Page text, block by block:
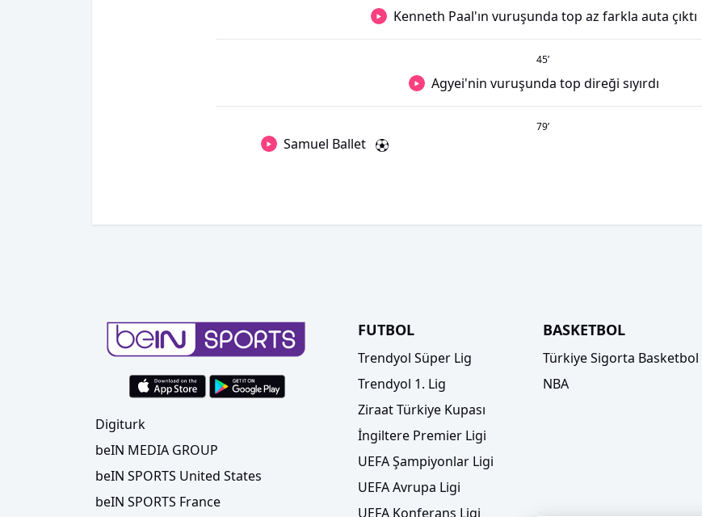
Kenneth Paal'ın vuruşunda top az farkla auta çıktı
45’
Agyei'nin vuruşunda top direği sıyırdı
79’
Samuel Ballet
Digiturk
beIN MEDIA GROUP
beIN SPORTS United States
beIN SPORTS France
FUTBOL
Trendyol Süper Lig
Trendyol 1. Lig
Ziraat Türkiye Kupası
İngiltere Premier Ligi
UEFA Şampiyonlar Ligi
UEFA Avrupa Ligi
UEFA Konferans Ligi
BASKETBOL
Türkiye Sigorta Basketbol
NBA